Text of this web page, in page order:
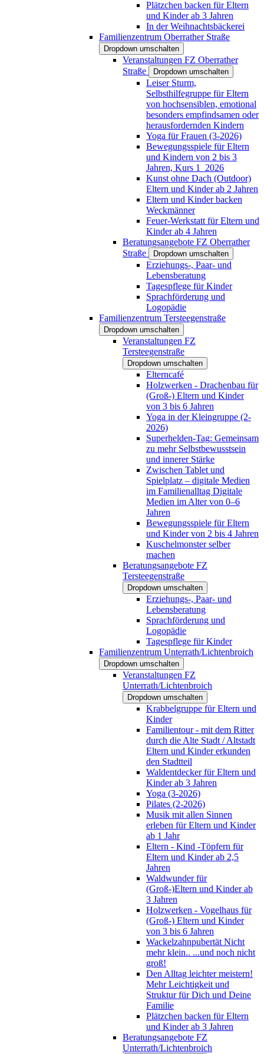
Plätzchen backen für Eltern
und Kinder ab 3 Jahren
In der Weihnachtsbäckerei
Familienzentrum Oberrather Straße
Dropdown umschalten
Veranstaltungen FZ Oberrather
Straße
Dropdown umschalten
Leiser Sturm,
Selbsthilfegruppe für Eltern
von hochsensiblen, emotional
besonders empfindsamen oder
herausfordernden Kindern
Yoga für Frauen (3-2026)
Bewegungsspiele für Eltern
und Kindern von 2 bis 3
Jahren, Kurs 1_2026
Kunst ohne Dach (Outdoor)
Eltern und Kinder ab 2 Jahren
Eltern und Kinder backen
Weckmänner
Feuer-Werkstatt für Eltern und
Kinder ab 4 Jahren
Beratungsangebote FZ Oberrather
Straße
Dropdown umschalten
Erziehungs-, Paar- und
Lebensberatung
Tagespflege für Kinder
Sprachförderung und
Logopädie
Familienzentrum Tersteegenstraße
Dropdown umschalten
Veranstaltungen FZ
Tersteegenstraße
Dropdown umschalten
Elterncafé
Holzwerken - Drachenbau für
(Groß-) Eltern und Kinder
von 3 bis 6 Jahren
Yoga in der Kleingruppe (2-
2026)
Superhelden-Tag: Gemeinsam
zu mehr Selbstbewusstsein
und innerer Stärke
Zwischen Tablet und
Spielplatz – digitale Medien
im Familienalltag Digitale
Medien im Alter von 0–6
Jahren
Bewegungsspiele für Eltern
und Kinder von 2 bis 4 Jahren
Kuschelmonster selber
machen
Beratungsangebote FZ
Tersteegenstraße
Dropdown umschalten
Erziehungs-, Paar- und
Lebensberatung
Sprachförderung und
Logopädie
Tagespflege für Kinder
Familienzentrum Unterrath/Lichtenbroich
Dropdown umschalten
Veranstaltungen FZ
Unterrath/Lichtenbroich
Dropdown umschalten
Krabbelgruppe für Eltern und
Kinder
Familientour - mit dem Ritter
durch die Alte Stadt / Altstadt
Eltern und Kinder erkunden
den Stadtteil
Waldentdecker für Eltern und
Kinder ab 3 Jahren
Yoga (3-2026)
Pilates (2-2026)
Musik mit allen Sinnen
erleben für Eltern und Kinder
ab 1 Jahr
Eltern - Kind -Töpfern für
Eltern und Kinder ab 2,5
Jahren
Waldwunder für
(Groß-)Eltern und Kinder ab
3 Jahren
Holzwerken - Vogelhaus für
(Groß-) Eltern und Kinder
von 3 bis 6 Jahren
Wackelzahnpubertät Nicht
mehr klein.. ...und noch nicht
groß!
Den Alltag leichter meistern!
Mehr Leichtigkeit und
Struktur für Dich und Deine
Familie
Plätzchen backen für Eltern
und Kinder ab 3 Jahren
Beratungsangebote FZ
Unterrath/Lichtenbroich